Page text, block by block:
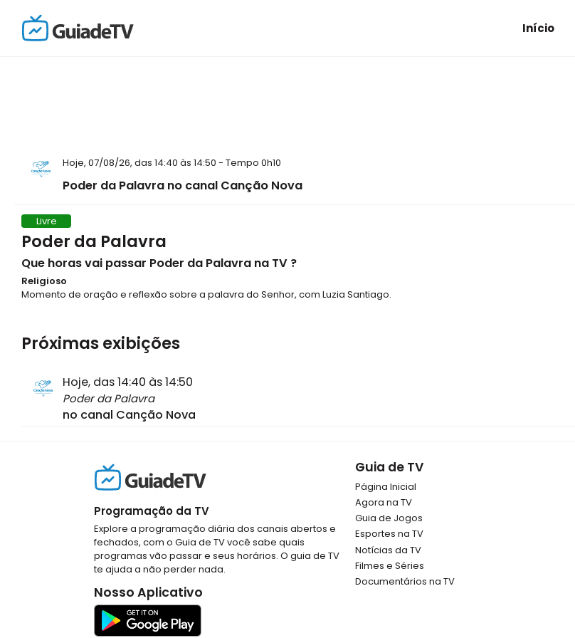
Início
Hoje, 07/08/26, das 14:40 às 14:50 - Tempo 0h10
Poder da Palavra no canal Canção Nova
Livre
Poder da Palavra
Que horas vai passar Poder da Palavra na TV ?
Religioso
Momento de oração e reflexão sobre a palavra do Senhor, com Luzia Santiago.
Próximas exibições
Hoje, das 14:40 às 14:50
Poder da Palavra
no canal Canção Nova
Programação da TV
Explore a programação diária dos canais abertos e
fechados, com o Guia de TV você sabe quais
programas vão passar e seus horários. O guia de TV
te ajuda a não perder nada.
Nosso Aplicativo
Guia de TV
Página Inicial
Agora na TV
Guia de Jogos
Esportes na TV
Notícias da TV
Filmes e Séries
Documentários na TV